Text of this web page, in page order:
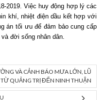
2019. Việc huy động hợp lý các
khí, nhiệt điện dầu kết hợp với
án tối ưu để đảm bảo cung cấp
đời sống nhân dân.
VÀ CẢNH BÁO MƯA LỚN, LŨ
TỪ QUẢNG TRỊ ĐẾN NINH THUẬN